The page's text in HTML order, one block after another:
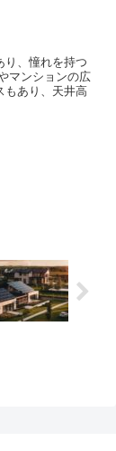
り、憧れを持つ
マンションの広
もあり、天井高